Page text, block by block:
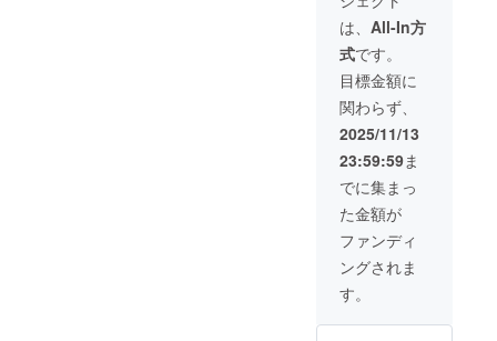
掛けください。
お名前と照合確
認させていただ
きます。 ・有効
期間：2026.1.1
から1年間有効
は、 All-In方
式です。
目標金額に
関わらず、
2025/11/13
23:59:59ま
でに集まっ
た金額が
ファンディ
ングされま
す。